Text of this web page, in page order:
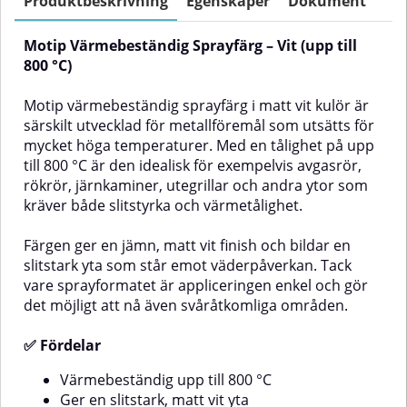
grå yta och bildar en slitstark
beläggning som står emot
väderpåverkan. Tack vare
sprayformatet blir appliceringen
enkel och gör det lätt att nå även
svåråtkomliga ytor.✅
FördelarVärmebeständig upp till
800 °CGer en slitstark, matt grå
finishEnkel applicering med
sprayburkUtmärkt vidhäftning på
metallVäderbeständig för
på skärm kan avvika från verklig
kulör. Ej lämplig för emaljerade
ytor.Så använder du
sprayfärgenFörbehandling:Rengör
ytan noggrant från smuts, fett,
vara helt torr.Använd ingen
sprayburken har
rumstemperatur (10–25 °C
liknande ytor.Färgen ger en jämn,
och bildar en slitstark yta som
blir appliceringen enkel och gör
det lätt att komma åt även
svåråtkomliga områden.✅
FördelarTål temperaturer upp till
800 °CGer en slitstark, matt brun
ytaEnkel applicering i
sprayburkUtmärkt vidhäftning på
metallVäderbeständig för
på skärm kan avvika från verklig
kulör. Ej lämplig för emaljerade
ytor.Så använder du
sprayfärgenFörbehandling:Rengör
ytan från smuts, fett, rost och
sprayburken är rumstempererad
(10–25 °C rekommenderas).Skaka
Motip Värmebeständig Sprayfärg – Vit (upp till
800 °C)
Motip värmebeständig sprayfärg i matt vit kulör är
särskilt utvecklad för metallföremål som utsätts för
mycket höga temperaturer. Med en tålighet på upp
till 800 °C är den idealisk för exempelvis avgasrör,
rökrör, järnkaminer, utegrillar och andra ytor som
kräver både slitstyrka och värmetålighet.
Färgen ger en jämn, matt vit finish och bildar en
slitstark yta som står emot väderpåverkan. Tack
vare sprayformatet är appliceringen enkel och gör
det möjligt att nå även svåråtkomliga områden.
✅ Fördelar
Värmebeständig upp till 800 °C
Ger en slitstark, matt vit yta